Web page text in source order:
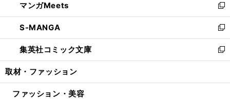
く
で
開
く
ド
ウ
で
開
く
ィ
ン
ド
ウ
で
開
い
ウ
ィ
ン
ド
ウ
開
マンガMeets
新
し
い
ウ
ィ
ン
ウ
S-MANGA
新
し
い
ウ
ン
集英社コミック文庫
新
し
ウ
取材・ファッション
ファッション・美容